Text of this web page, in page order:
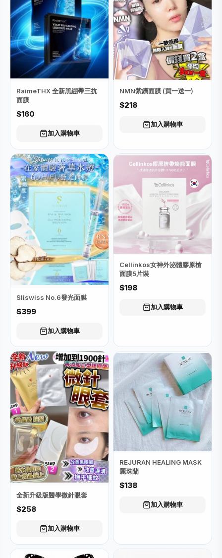
RaimeTHX 全新黑綳帶三抗
面膜
$160
加入購物車
NMN紫鑽面膜 (買一送一)
$218
加入購物車
Sliswiss No.6發光面膜
$399
加入購物車
Cellinkos女神外泌體膠原槍
面膜5片裝
$198
加入購物車
全新升級版醫學微針眼套
$258
加入購物車
REJURAN HEALING MASK
麗珠蘭
$138
加入購物車